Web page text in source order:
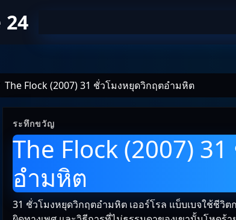
The Flock (2007) 31 ชั่วโมงหยุดวิกฤตอำมหิต
ระทึกขวัญ
The Flock (2007)
อำมหิต
31 ชั่วโมงหยุดวิกฤตอำมหิต เออร์โรล แบ็บเบจใช้ชีวิ